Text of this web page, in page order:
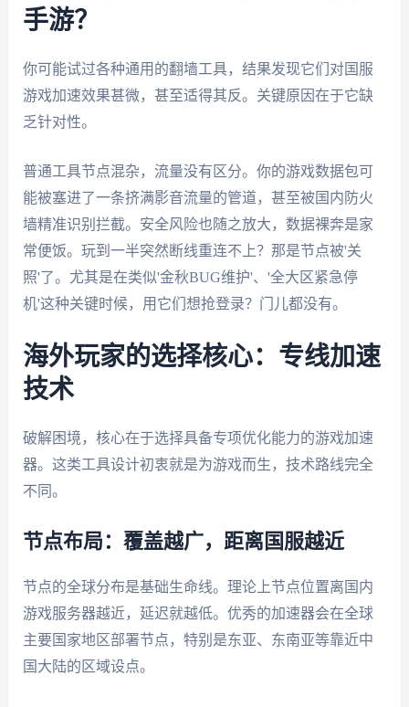
手游？
你可能试过各种通用的翻墙工具，结果发现它们对国服
游戏加速效果甚微，甚至适得其反。关键原因在于它缺
乏针对性。
普通工具节点混杂，流量没有区分。你的游戏数据包可
能被塞进了一条挤满影音流量的管道，甚至被国内防火
墙精准识别拦截。安全风险也随之放大，数据裸奔是家
常便饭。玩到一半突然断线重连不上？那是节点被'关
照'了。尤其是在类似'金秋BUG维护'、'全大区紧急停
机'这种关键时候，用它们想抢登录？门儿都没有。
海外玩家的选择核心：专线加速
技术
破解困境，核心在于选择具备专项优化能力的游戏加速
器。这类工具设计初衷就是为游戏而生，技术路线完全
不同。
节点布局：覆盖越广，距离国服越近
节点的全球分布是基础生命线。理论上节点位置离国内
游戏服务器越近，延迟就越低。优秀的加速器会在全球
主要国家地区部署节点，特别是东亚、东南亚等靠近中
国大陆的区域设点。